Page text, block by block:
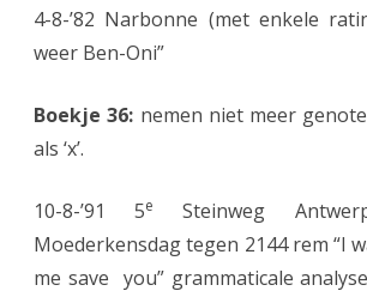
4-8-’82 Narbonne (met enkele
weer Ben-Oni”
Boekje 36: nemen niet meer
als ‘x’.
10-8-’91 5e
Steinweg
Moederkensdag tegen 2144 rem “I
me save you” grammaticale